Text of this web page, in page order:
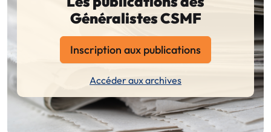
Généralistes CSMF
Inscription aux publications
Accéder aux archives